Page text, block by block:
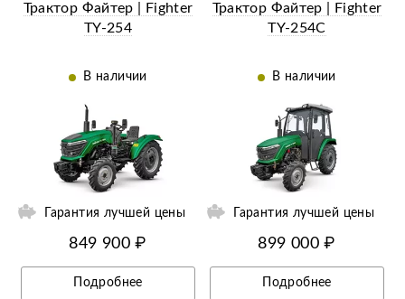
Трактор Файтер | Fighter
TY-254
В наличии
Гарантия лучшей цены
849 900 ₽
Подробнее
Трактор Файтер | Fighter
TY-254C
В наличии
Ещё 3 фотографии
Гарантия лучшей цены
899 000 ₽
Подробнее